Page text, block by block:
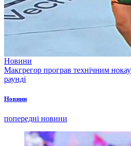
Новини
Макгрегор програв технічним
раунді
Новини
попередні новини